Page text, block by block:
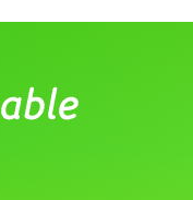
会員登録